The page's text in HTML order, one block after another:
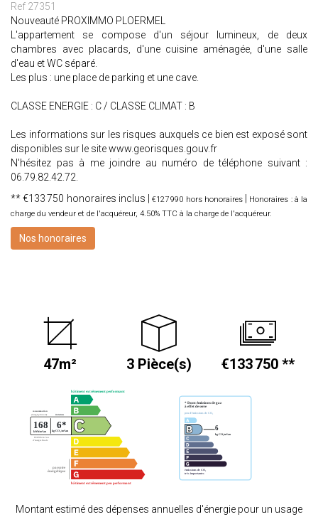
Ref 27351
Nouveauté PROXIMMO PLOERMEL
L'appartement se compose d'un séjour lumineux, de deux
chambres avec placards, d'une cuisine aménagée, d'une salle
d'eau et WC séparé.
Les plus : une place de parking et une cave.
CLASSE ENERGIE : C / CLASSE CLIMAT : B
Les informations sur les risques auxquels ce bien est exposé sont
disponibles sur le site www.georisques.gouv.fr
N'hésitez pas à me joindre au numéro de téléphone suivant :
06.79.82.42.72.
** €133 750 honoraires inclus |€127 990 hors honoraires|
Honoraires : à la
charge du vendeur et de l'acquéreur, 4.50% TTC à la charge de l'acquéreur.
Nos honoraires
47m² 3 Pièce(s) €133 750 **
Montant estimé des dépenses annuelles d'énergie pour un usage